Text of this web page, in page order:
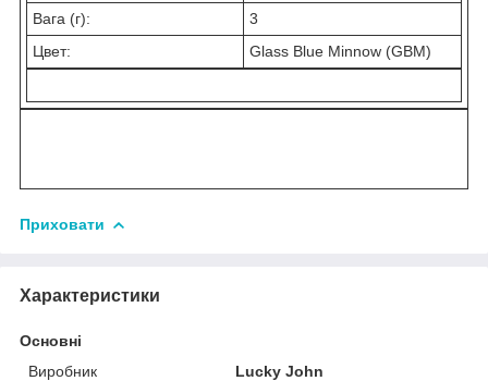
Вага (г):
3
Цвет:
Glass Blue Minnow (GBM)
Приховати
Характеристики
Основні
Виробник
Lucky John